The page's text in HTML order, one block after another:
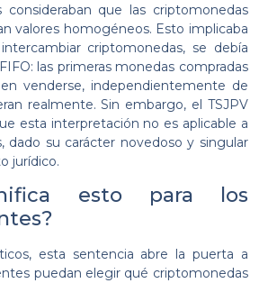
consideraban que las criptomonedas
valores homogéneos. Esto implicaba
criptomonedas, se debía
las primeras monedas compradas
venderse, independientemente de
realmente. Sin embargo, el TSJPV
esta interpretación no es aplicable a
dado su carácter novedoso y singular
jurídico.
esto para los
esta sentencia abre la puerta a
puedan elegir qué criptomonedas